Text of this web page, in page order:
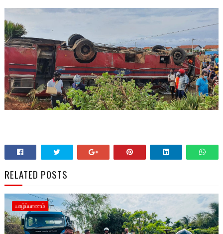
RELATED POSTS
யாழ்ப்பாணம்